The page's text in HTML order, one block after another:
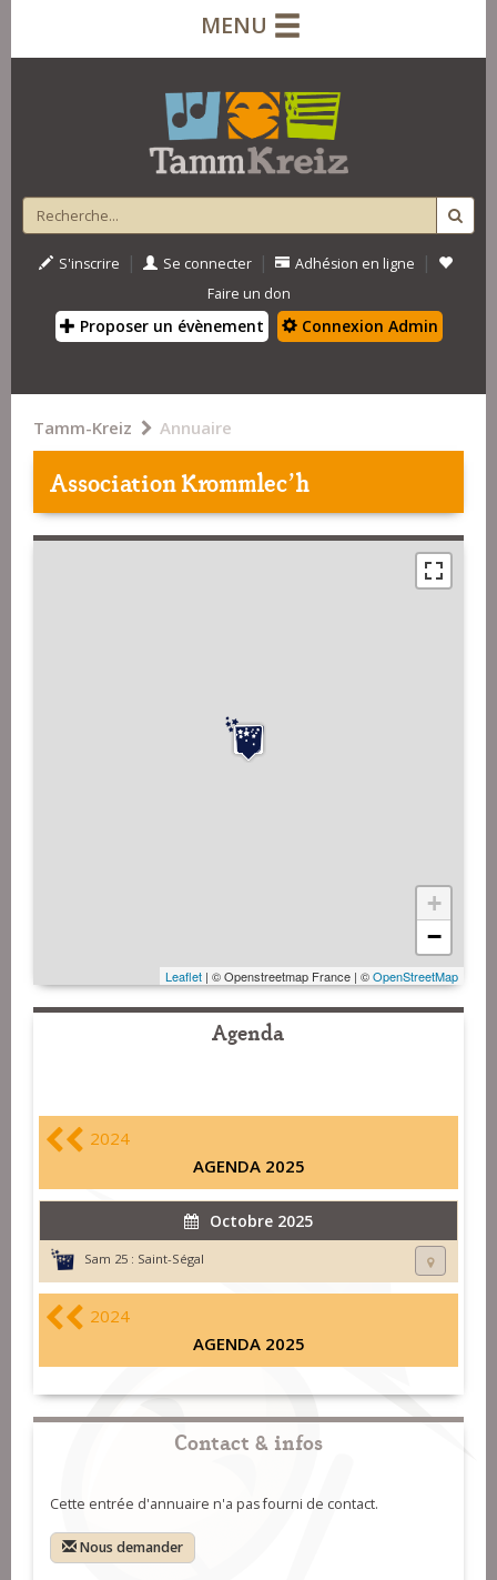
MENU
S'inscrire | Se connecter | Adhésion en ligne |
Faire un don
Proposer un évènement Connexion Admin
Tamm-Kreiz Annuaire
Association Krommlec'h
+
−
Leaflet | © Openstreetmap France | ©OpenStreetMap
Agenda
2024
AGENDA 2025
Octobre 2025
Sam 25 : Saint-Ségal
2024
AGENDA 2025
Contact & infos
Cette entrée d'annuaire n'a pas fourni de contact.
Nous demander